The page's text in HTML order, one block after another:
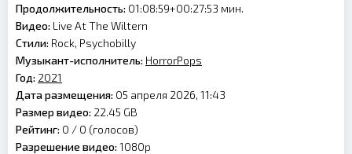
Продолжительность: 01:08:59+00:27:53 мин.
Видео: Live At The Wiltern
Стили: Rock, Psychobilly
Музыкант-исполнитель: HorrorPops
Год: 2021
Дата размещения: 05 апреля 2026, 11:43
Размер видео: 22.45 GB
Рейтинг: 0 / 0 (голосов)
Разрешение видео: 1080p